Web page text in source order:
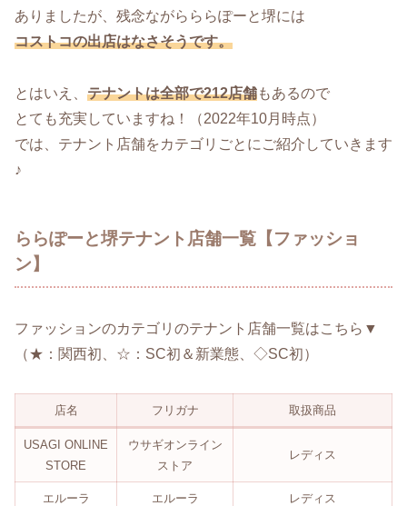
ありましたが、残念ながらららぽーと堺には
コストコの出店はなさそうです。
とはいえ、 テナントは全部で212店舗もあるので
とても充実していますね！（2022年10月時点）
では、テナント店舗をカテゴリごとにご紹介していきます
♪
ららぽーと堺テナント店舗一覧【ファッショ
ン】
ファッションのカテゴリのテナント店舗一覧はこちら▼
（★：関西初、☆：SC初＆新業態、◇SC初）
店名 フリガナ 取扱商品
USAGI ONLINE
STORE
ウサギオンライン
ストア
レディス
エルーラ エルーラ レディス